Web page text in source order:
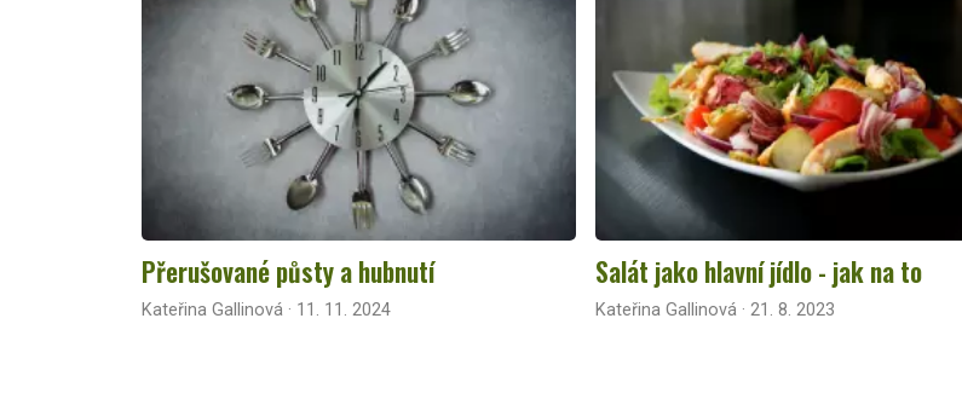
Přerušované půsty a hubnutí
Kateřina Gallinová · 11. 11. 2024
Salát jako hlavní jídlo - jak na to
Kateřina Gallinová · 21. 8. 2023